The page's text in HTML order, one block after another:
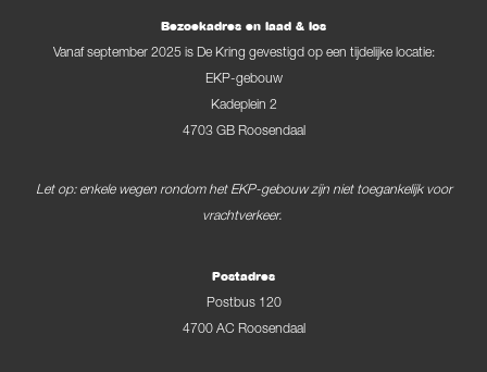
Bezoekadres en laad & los
Vanaf september 2025 is De Kring gevestigd op een tijdelijke locatie:
EKP-gebouw
Kadeplein 2
4703 GB Roosendaal
Let op: enkele wegen rondom het EKP-gebouw zijn niet toegankelijk voor
vrachtverkeer.
Postadres
Postbus 120
4700 AC Roosendaal